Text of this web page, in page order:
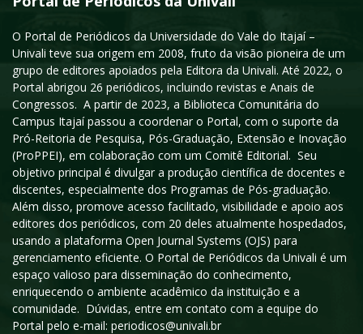
O Portal de Periódicos da Universidade do Vale do Itajaí –
Univali teve sua origem em 2008, fruto da visão pioneira de um
grupo de editores apoiados pela Editora da Univali. Até 2022, o
Portal abrigou 26 periódicos, incluindo revistas e Anais de
Congressos. A partir de 2023, a Biblioteca Comunitária do
Campus Itajaí passou a coordenar o Portal, com o suporte da
Pró-Reitoria de Pesquisa, Pós-Graduação, Extensão e Inovação
(ProPPEI), em colaboração com um Comitê Editorial. Seu
objetivo principal é divulgar a produção científica de docentes e
discentes, especialmente dos Programas de Pós-graduação.
Além disso, promove acesso facilitado, visibilidade e apoio aos
editores dos periódicos, com 20 deles atualmente hospedados,
usando a plataforma Open Journal Systems (OJS) para
gerenciamento eficiente. O Portal de Periódicos da Univali é um
espaço valioso para disseminação do conhecimento,
enriquecendo o ambiente acadêmico da instituição e a
comunidade. Dúvidas, entre em contato com a equipe do
Portal pelo e-mail: periodicos@univali.br